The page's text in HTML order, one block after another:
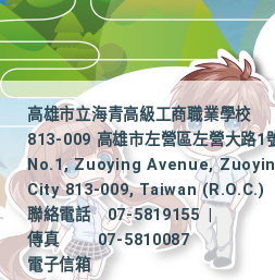
高雄市立海青高級工商職業學校
813-009 高雄市左營區左營大路1
No.1, Zuoying Avenue,
City 813-009, Taiwan (R.O.C.)
聯絡電話
07-5819155
|
傳真
07-5810087
電子信箱